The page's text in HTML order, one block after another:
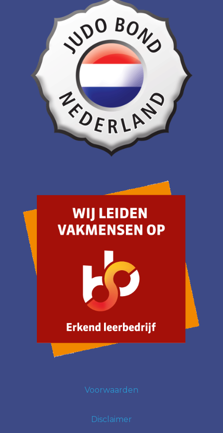
Voorwaarden
Disclaimer